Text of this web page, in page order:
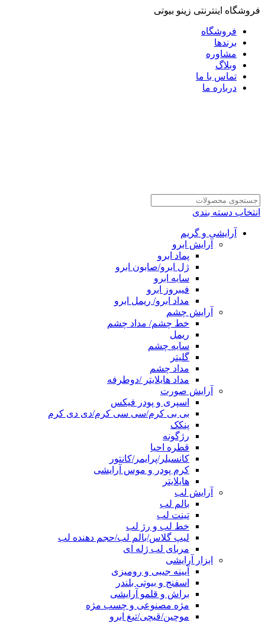
فروشگاه اینترنتی زینو بیوتی
فروشگاه
برندها
مشاوره
وبلاگ
تماس با ما
درباره ما
انتخاب دسته بندی
آرایشی و گریم
آرایش ابرو
پماد ابرو
ژل ابرو/صابون ابرو
سایه ابرو
فیبروز ابرو
مداد ابرو/ ریمل ابرو
آرایش چشم
خط چشم/ مداد چشم
ریمل
سایه چشم
گلیتر
مداد چشم
مداد هایلایتر /دوطرفه
آرایش صورت
اسپری و پودر فیکس
بی بی کرم/سی سی کرم/دی دی کرم
پنکک
رژگونه
قطره احیا
کانسیلر/پرایمر/کانتور
کرم پودر و موس آرایشی
هایلایتر
آرایش لب
بالم لب
تینت لب
خط لب و رژ لب
لیپ گلاس/بالم لب/حجم دهنده لب
مربای لب ژله ای
ابزار آرایشی
آیینه جیبی و رومیزی
اسفنج و بیوتی بلندر
براش و قلمو آرایشی
مژه مصنوعی و چسب مژه
موچین/قیچی/تیغ ابرو